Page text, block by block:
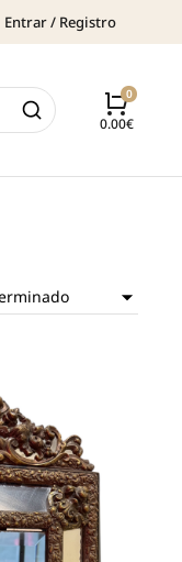
Entrar / Registro
0.00€